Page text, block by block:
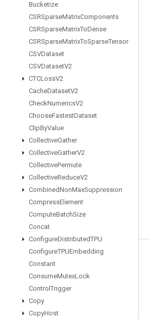
Bucketize
CSRSparseMatrixComponents
CSRSparseMatrixToDense
CSRSparseMatrixToSparseTensor
CSVDataset
CSVDatasetV2
CTCLossV2
CacheDatasetV2
CheckNumericsV2
ChooseFastestDataset
ClipByValue
CollectiveGather
CollectiveGatherV2
CollectivePermute
CollectiveReduceV2
CombinedNonMaxSuppression
CompressElement
ComputeBatchSize
Concat
ConfigureDistributedTPU
ConfigureTPUEmbedding
Constant
ConsumeMutexLock
Control Trigger
Copy
CopyHost
जुड़े रहें